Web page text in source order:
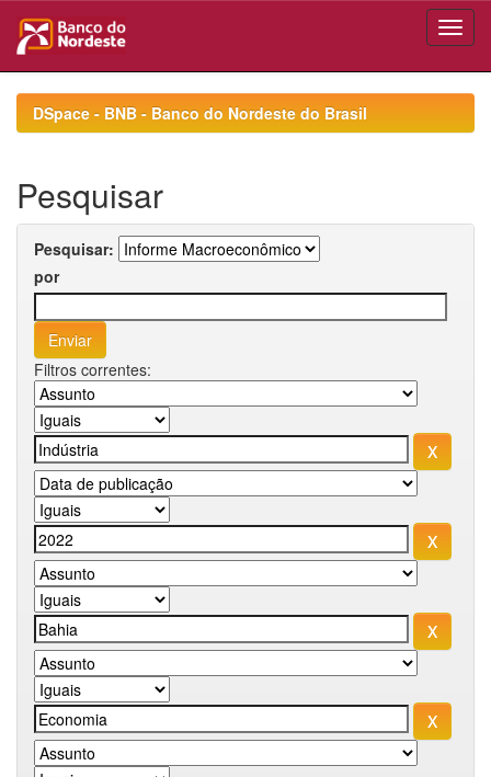
navigationDSpace - BNB - Banco do Nordeste do Brasil
Pesquisar
Pesquisar:
por
Filtros correntes: